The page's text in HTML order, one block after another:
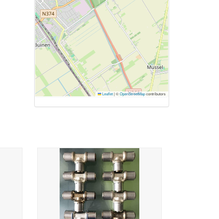
Leaflet|©OpenStreetMapcontributors